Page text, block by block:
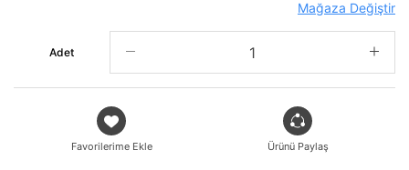
Mağaza Değiştir
Adet
Favorilerime Ekle Ürünü Paylaş